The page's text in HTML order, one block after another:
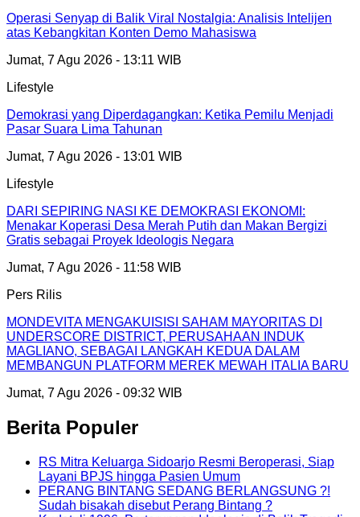
Operasi Senyap di Balik Viral Nostalgia: Analisis Intelijen
atas Kebangkitan Konten Demo Mahasiswa
Jumat, 7 Agu 2026 - 13:11 WIB
Lifestyle
Demokrasi yang Diperdagangkan: Ketika Pemilu Menjadi
Pasar Suara Lima Tahunan
Jumat, 7 Agu 2026 - 13:01 WIB
Lifestyle
DARI SEPIRING NASI KE DEMOKRASI EKONOMI:
Menakar Koperasi Desa Merah Putih dan Makan Bergizi
Gratis sebagai Proyek Ideologis Negara
Jumat, 7 Agu 2026 - 11:58 WIB
Pers Rilis
MONDEVITA MENGAKUISISI SAHAM MAYORITAS DI
UNDERSCORE DISTRICT, PERUSAHAAN INDUK
MAGLIANO, SEBAGAI LANGKAH KEDUA DALAM
MEMBANGUN PLATFORM MEREK MEWAH ITALIA BARU
Jumat, 7 Agu 2026 - 09:32 WIB
Berita Populer
RS Mitra Keluarga Sidoarjo Resmi Beroperasi, Siap
Layani BPJS hingga Pasien Umum
PERANG BINTANG SEDANG BERLANGSUNG ?!
Sudah bisakah disebut Perang Bintang ?